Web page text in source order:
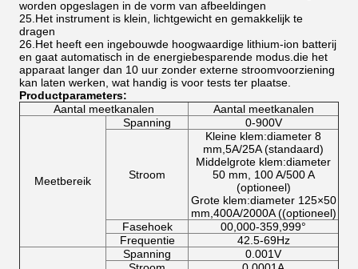
worden opgeslagen in de vorm van afbeeldingen
25. Het instrument is klein, lichtgewicht en gemakkelijk te
dragen
26. Het heeft een ingebouwde hoogwaardige lithium-ion batterij
en gaat automatisch in de energiebesparende modus.die het
apparaat langer dan 10 uur zonder externe stroomvoorziening
kan laten werken, wat handig is voor tests ter plaatse.
Productparameters:
Aantal meetkanalen
Aantal meetkanalen
Meetbereik
Spanning 0-900V
Stroom
Kleine klem:diameter 8
mm,5A/25A (standaard)
Middelgrote klem:diameter
50 mm, 100 A/500 A
(optioneel)
Grote klem:diameter 125×50
mm,400A/2000A ((optioneel)
Fasehoek
00,000-359,999°
Frequentie
42.5-69Hz
Spanning
0.001V